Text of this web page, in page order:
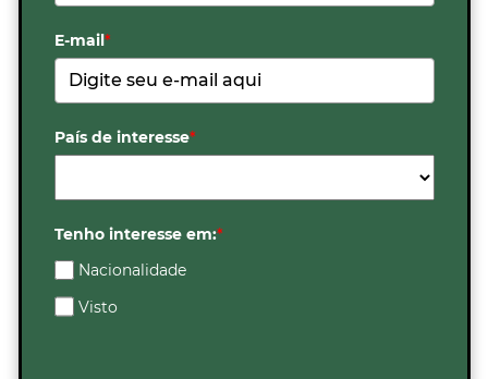
E-mail*
País de interesse*
Tenho interesse em:*
Nacionalidade
Visto